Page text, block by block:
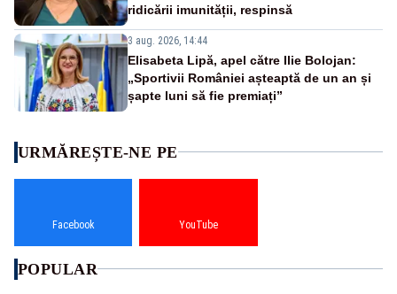
ridicării imunității, respinsă
3 aug. 2026, 14:44
Elisabeta Lipă, apel către Ilie Bolojan:
„Sportivii României așteaptă de un an și
șapte luni să fie premiați”
URMĂREȘTE-NE PE
Facebook YouTube
POPULAR